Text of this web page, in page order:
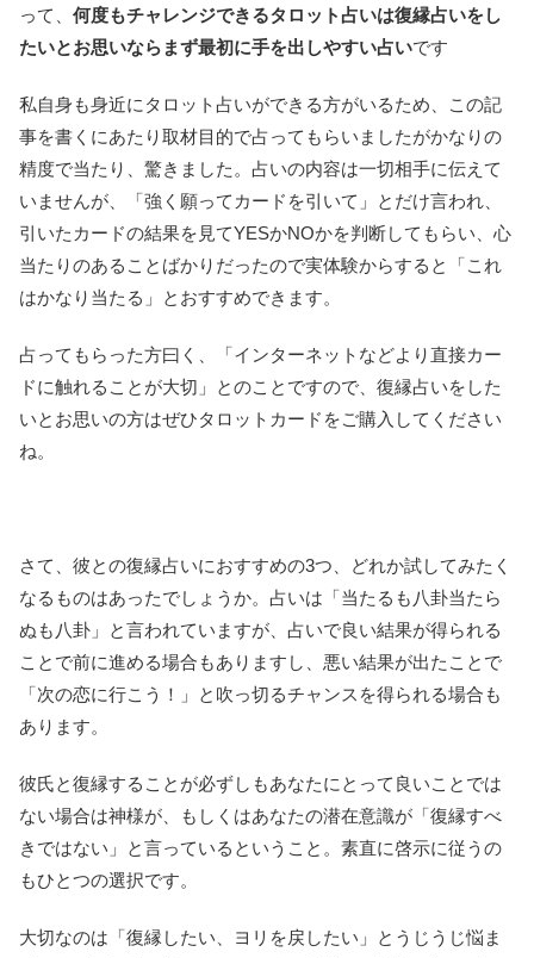
って、 何度もチャレンジできるタロット占いは復縁占いをし
たいとお思いならまず最初に手を出しやすい占いです
私自身も身近にタロット占いができる方がいるため、この記
事を書くにあたり取材目的で占ってもらいましたがかなりの
精度で当たり、驚きました。占いの内容は一切相手に伝えて
いませんが、「強く願ってカードを引いて」とだけ言われ、
引いたカードの結果を見てYESかNOかを判断してもらい、心
当たりのあることばかりだったので実体験からすると「これ
はかなり当たる」とおすすめできます。
占ってもらった方曰く、「インターネットなどより直接カー
ドに触れることが大切」とのことですので、復縁占いをした
いとお思いの方はぜひタロットカードをご購入してください
ね。
さて、彼との復縁占いにおすすめの3つ、どれか試してみたく
なるものはあったでしょうか。占いは「当たるも八卦当たら
ぬも八卦」と言われていますが、占いで良い結果が得られる
ことで前に進める場合もありますし、悪い結果が出たことで
「次の恋に行こう！」と吹っ切るチャンスを得られる場合も
あります。
彼氏と復縁することが必ずしもあなたにとって良いことでは
ない場合は神様が、もしくはあなたの潜在意識が「復縁すべ
きではない」と言っているということ。素直に啓示に従うの
もひとつの選択です。
大切なのは「復縁したい、ヨリを戻したい」とうじうじ悩ま